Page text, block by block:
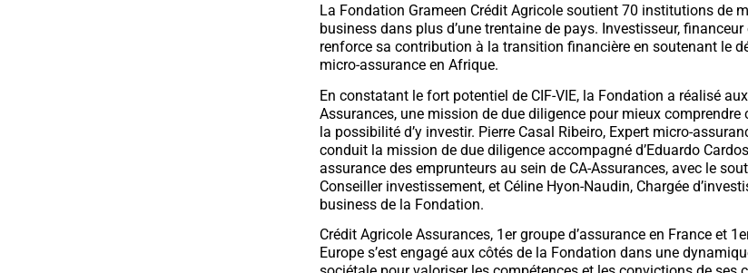
La Fondation Grameen Crédit Agricole soutient 70 institutions de
business dans plus d’une trentaine de pays. Investisseur,
renforce sa contribution à la transition financière en soutenant le
micro-assurance en Afrique.
En constatant le fort potentiel de CIF-VIE, la Fondation a réalisé
Assurances, une mission de due diligence pour mieux comprendre
la possibilité d’y investir. Pierre Casal Ribeiro, Expert micro-
conduit la mission de due diligence accompagné d’Eduardo
assurance des emprunteurs au sein de CA-Assurances, avec le
Conseiller investissement, et Céline Hyon-Naudin, Chargée
business de la Fondation.
Crédit Agricole Assurances, 1er groupe d’assurance en France et
Europe s’est engagé aux côtés de la Fondation dans une